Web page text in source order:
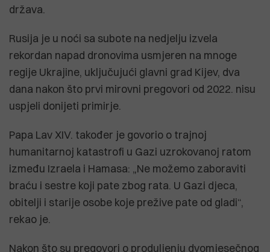
država.
Rusija je u noći sa subote na nedjelju izvela
rekordan napad dronovima usmjeren na mnoge
regije Ukrajine, uključujući glavni grad Kijev, dva
dana nakon što prvi mirovni pregovori od 2022. nisu
uspjeli donijeti primirje.
Papa Lav XIV. također je govorio o trajnoj
humanitarnoj katastrofi u Gazi uzrokovanoj ratom
između Izraela i Hamasa: „Ne možemo zaboraviti
braću i sestre koji pate zbog rata. U Gazi djeca,
obitelji i starije osobe koje prežive pate od gladi“,
rekao je.
Nakon što su pregovori o produljenju dvomjesečnog